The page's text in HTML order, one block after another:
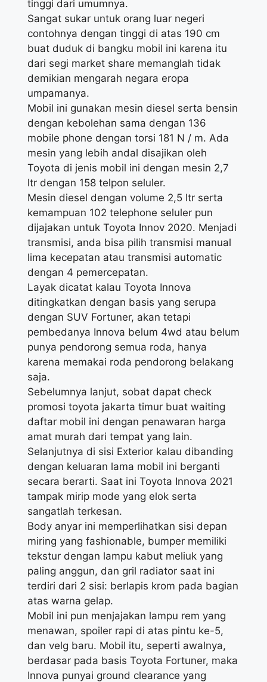
tinggi dari umumnya.
Sangat sukar untuk orang luar negeri
contohnya dengan tinggi di atas 190 cm
buat duduk di bangku mobil ini karena itu
dari segi market share memanglah tidak
demikian mengarah negara eropa
umpamanya.
Mobil ini gunakan mesin diesel serta bensin
dengan kebolehan sama dengan 136
mobile phone dengan torsi 181 N / m. Ada
mesin yang lebih andal disajikan oleh
Toyota di jenis mobil ini dengan mesin 2,7
ltr dengan 158 telpon seluler.
Mesin diesel dengan volume 2,5 ltr serta
kemampuan 102 telephone seluler pun
dijajakan untuk Toyota Innov 2020. Menjadi
transmisi, anda bisa pilih transmisi manual
lima kecepatan atau transmisi automatic
dengan 4 pemercepatan.
Layak dicatat kalau Toyota Innova
ditingkatkan dengan basis yang serupa
dengan SUV Fortuner, akan tetapi
pembedanya Innova belum 4wd atau belum
punya pendorong semua roda, hanya
karena memakai roda pendorong belakang
saja.
Sebelumnya lanjut, sobat dapat check
promosi toyota jakarta timur buat waiting
daftar mobil ini dengan penawaran harga
amat murah dari tempat yang lain.
Selanjutnya di sisi Exterior kalau dibanding
dengan keluaran lama mobil ini berganti
secara berarti. Saat ini Toyota Innova 2021
tampak mirip mode yang elok serta
sangatlah terkesan.
Body anyar ini memperlihatkan sisi depan
miring yang fashionable, bumper memiliki
tekstur dengan lampu kabut meliuk yang
paling anggun, dan gril radiator saat ini
terdiri dari 2 sisi: berlapis krom pada bagian
atas warna gelap.
Mobil ini pun menjajakan lampu rem yang
menawan, spoiler rapi di atas pintu ke-5,
dan velg baru. Mobil itu, seperti awalnya,
berdasar pada basis Toyota Fortuner, maka
Innova punyai ground clearance yang